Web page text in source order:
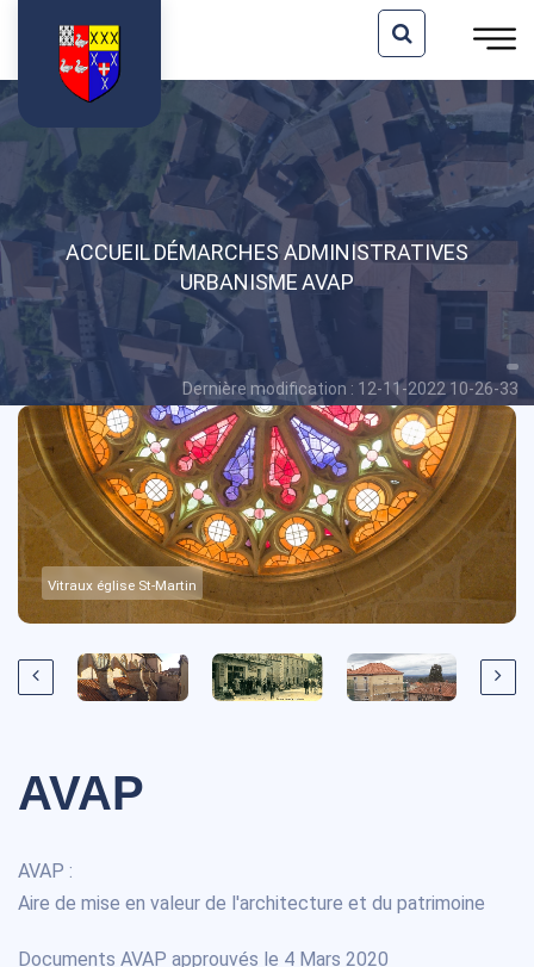
ACCUEILDÉMARCHES ADMINISTRATIVES
URBANISMEAVAP
Dernière modification : 12-11-2022 10-26-33
Vitraux église St-Martin
AVAP
AVAP :
Aire de mise en valeur de l'architecture et du patrimoine
Documents AVAP approuvés le 4 Mars 2020